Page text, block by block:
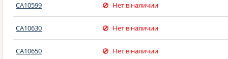
CA10599 Нет в наличии
CA10630 Нет в наличии
CA10650 Нет в наличии